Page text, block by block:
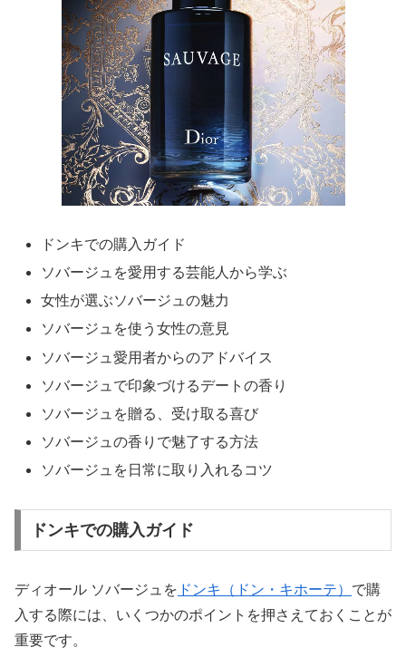
ドンキでの購入ガイド
ソバージュを愛用する芸能人から学ぶ
女性が選ぶソバージュの魅力
ソバージュを使う女性の意見
ソバージュ愛用者からのアドバイス
ソバージュで印象づけるデートの香り
ソバージュを贈る、受け取る喜び
ソバージュの香りで魅了する方法
ソバージュを日常に取り入れるコツ
ドンキでの購入ガイド
ディオール ソバージュを ドンキ（ドン・キホーテ） で購
入する際には、いくつかのポイントを押さえておくことが
重要です。